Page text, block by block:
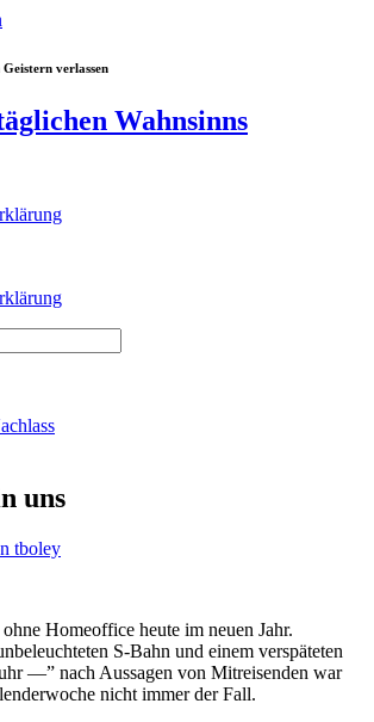
verlassen
Wahnsinns
uns
tboley
Homeoffice heute im neuen Jahr.
S-Bahn und einem verspäteten
—” nach Aussagen von Mitreisenden war
nicht immer der Fall.